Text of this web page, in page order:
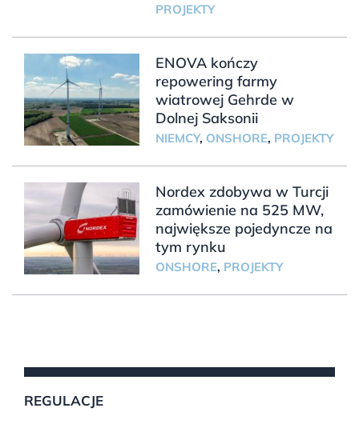
PROJEKTY
ENOVA kończy
repowering farmy
wiatrowej Gehrde w
Dolnej Saksonii
NIEMCY, ONSHORE, PROJEKTY
Nordex zdobywa w Turcji
zamówienie na 525 MW,
największe pojedyncze na
tym rynku
ONSHORE, PROJEKTY
REGULACJE